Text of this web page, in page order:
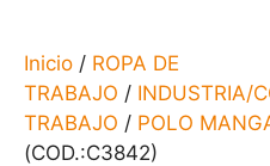
Inicio / ROPA DE
TRABAJO / INDUSTRIA/
TRABAJO / POLO
(COD.:C3842)